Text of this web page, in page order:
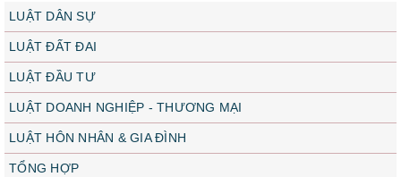
LUẬT DÂN SỰ
LUẬT ĐẤT ĐAI
LUẬT ĐẦU TƯ
LUẬT DOANH NGHIỆP - THƯƠNG MẠI
LUẬT HÔN NHÂN & GIA ĐÌNH
TỔNG HỢP